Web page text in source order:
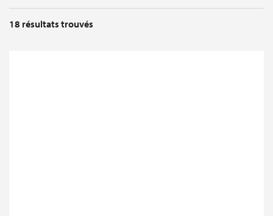
18 résultats trouvés